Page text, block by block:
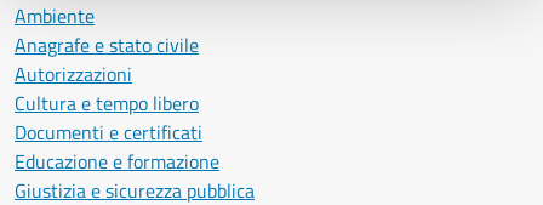
Ambiente
Anagrafe e stato civile
Autorizzazioni
Cultura e tempo libero
Documenti e certificati
Educazione e formazione
Giustizia e sicurezza pubblica